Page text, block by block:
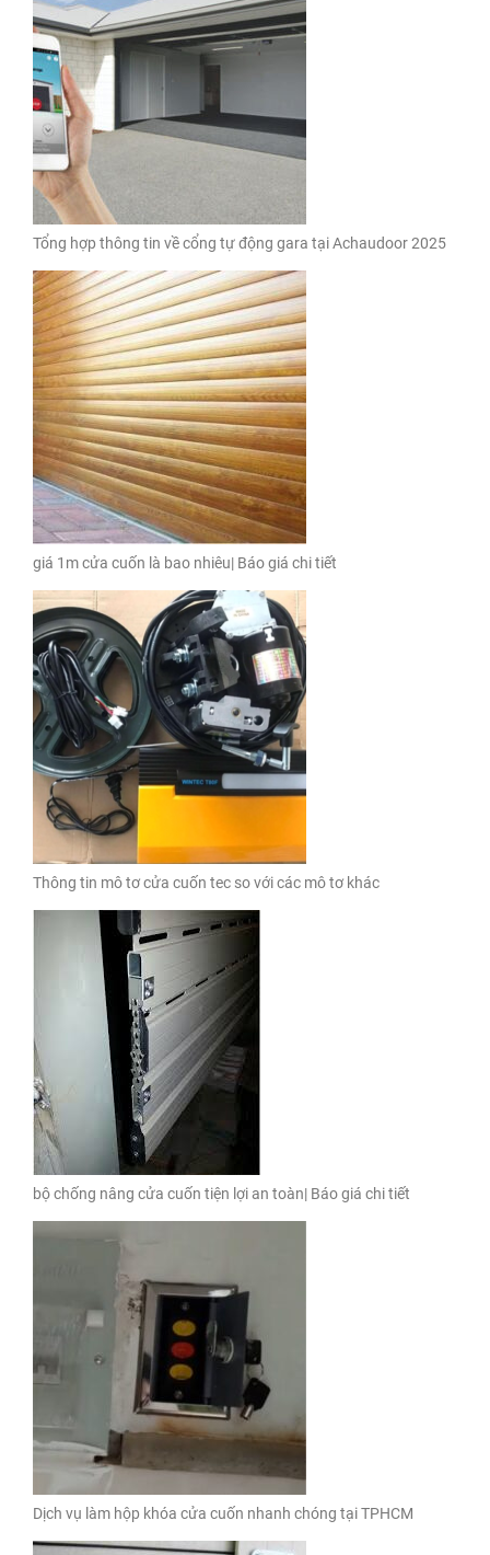
Tổng hợp thông tin về cổng tự động gara tại Achaudoor 2025
giá 1m cửa cuốn là bao nhiêu| Báo giá chi tiết
Thông tin mô tơ cửa cuốn tec so với các mô tơ khác
bộ chống nâng cửa cuốn tiện lợi an toàn| Báo giá chi tiết
Dịch vụ làm hộp khóa cửa cuốn nhanh chóng tại TPHCM